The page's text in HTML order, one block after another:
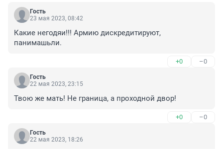
Гость
23 мая 2023, 08:42
Какие негодяи!!! Армию дискредитируют,
панимашьли.
+0 –0
Гость
22 мая 2023, 23:15
Твою же мать! Не граница, а проходной двор!
+0 –0
Гость
22 мая 2023, 18:26